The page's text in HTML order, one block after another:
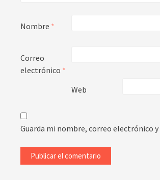
Nombre *
Correo
electrónico *
Web
Guarda mi nombre, correo electrónico